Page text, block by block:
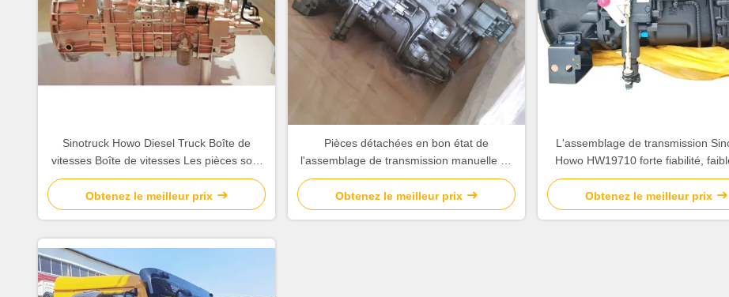
Sinotruck Howo Diesel Truck Boîte de
vitesses Boîte de vitesses Les pièces sont
utilisées pour l'entretien et le remplacement
Obtenez le meilleur prix
Pièces détachées en bon état de
l'assemblage de transmission manuelle du
camion Sinotruk Howo type HW19710 à 10
vitesses
Obtenez le meilleur prix
L'assemblage de transmission
Howo HW19710 forte fiabilité,
d'entretien et haut
Obtenez le meilleur prix